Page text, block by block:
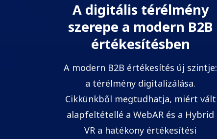
A digitális térélmény
szerepe a modern B2B
értékesítésben
A modern B2B értékesítés új szintje:
a térélmény digitalizálása.
Cikkünkből megtudhatja, miért vált
alapfeltétellé a WebAR és a Hybrid
VR a hatékony értékesítési